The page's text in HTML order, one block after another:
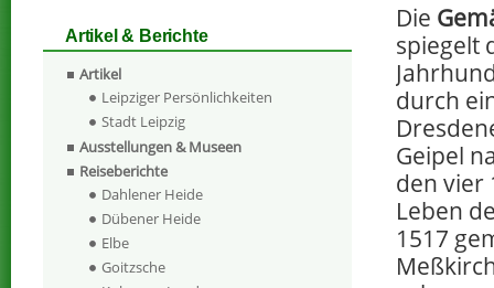
Die
spiegelt
durch
Geipel
den vier
Leben
1517
Artikel & Berichte
Artikel
Leipziger Persönlichkeiten
Stadt Leipzig
Ausstellungen & Museen
Reiseberichte
Dahlener Heide
Dübener Heide
Elbe
Goitzsche